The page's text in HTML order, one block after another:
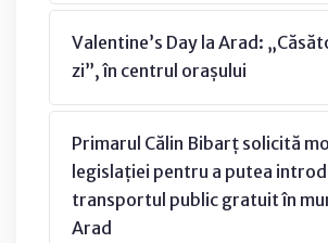
Valentine’s Day la Arad:
zi”, în centrul orașului
Primarul Călin Bibarț solicită
legislației pentru a putea
transportul public gratuit în
Arad